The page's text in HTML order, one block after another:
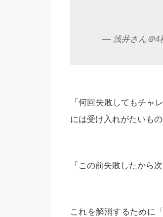
— 浅井さん＠4
「何回失敗してもチャ
には受け入れがたいも
「この前失敗したから
これを解消するために